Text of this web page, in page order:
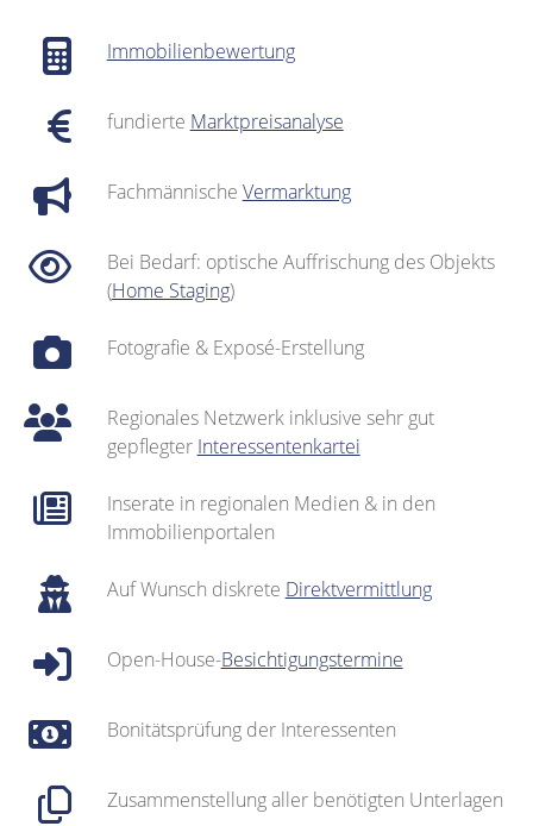
Immobilienbewertung
fundierte Marktpreisanalyse
Fachmännische Vermarktung
Bei Bedarf: optische Auffrischung des Objekts
(Home Staging)
Fotografie & Exposé-Erstellung
Regionales Netzwerk inklusive sehr gut
gepflegter Interessentenkartei
Inserate in regionalen Medien & in den
Immobilienportalen
Auf Wunsch diskrete Direktvermittlung
Open-House-Besichtigungstermine
Bonitätsprüfung der Interessenten
Zusammenstellung aller benötigten Unterlagen